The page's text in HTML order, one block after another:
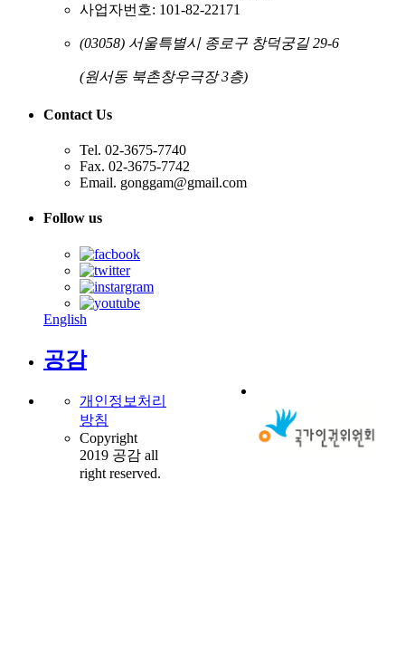
사업자번호: 101-82-22171
(03058) 서울특별시 종로구 창덕궁길 29-6
(원서동 북촌창우극장 3층)
Contact Us
Tel. 02-3675-7740
Fax. 02-3675-7742
Email. gonggam@gmail.com
Follow us
English
공감
개인정보처리
방침
Copyright
2019 공감 all
right reserved.